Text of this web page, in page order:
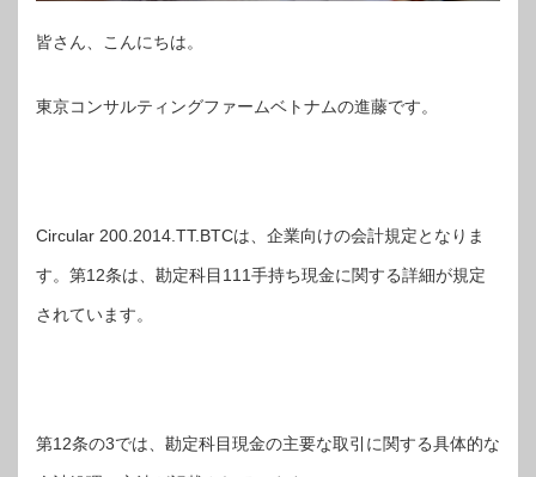
皆さん、こんにちは。
東京コンサルティングファームベトナムの進藤です。
Circular 200.2014.TT.BTCは、企業向けの会計規定となりま
す。第12条は、勘定科目111手持ち現金に関する詳細が規定
されています。
第12条の3では、勘定科目現金の主要な取引に関する具体的な